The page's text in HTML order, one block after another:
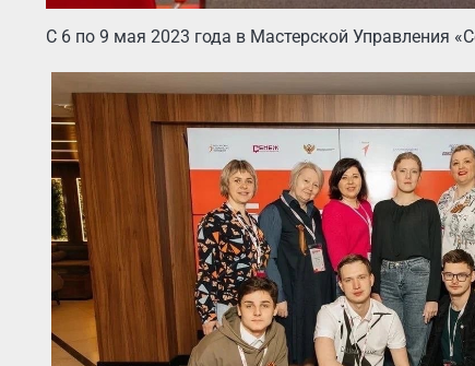
С 6 по 9 мая 2023 года в Мастерской Управления